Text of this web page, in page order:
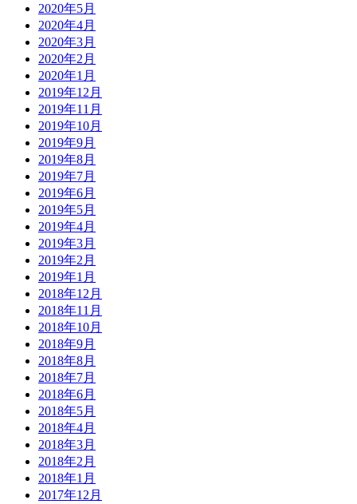
2020年5月
2020年4月
2020年3月
2020年2月
2020年1月
2019年12月
2019年11月
2019年10月
2019年9月
2019年8月
2019年7月
2019年6月
2019年5月
2019年4月
2019年3月
2019年2月
2019年1月
2018年12月
2018年11月
2018年10月
2018年9月
2018年8月
2018年7月
2018年6月
2018年5月
2018年4月
2018年3月
2018年2月
2018年1月
2017年12月